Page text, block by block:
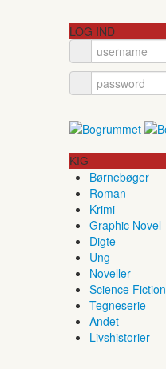
LOG IND
KIG
Børnebøger
Roman
Krimi
Graphic Novel
Digte
Ung
Noveller
Science Fiction
Tegneserie
Andet
Livshistorier